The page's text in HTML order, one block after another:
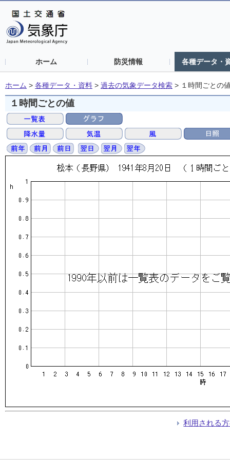
ホーム 防災情報 各種データ・
ホーム > 各種データ・資料 > 過去の気象データ検索 > １時間ごとの
１時間ごとの値
利用される